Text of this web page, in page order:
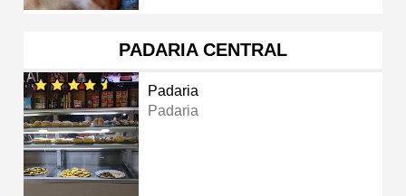
PADARIA CENTRAL
Padaria
Padaria